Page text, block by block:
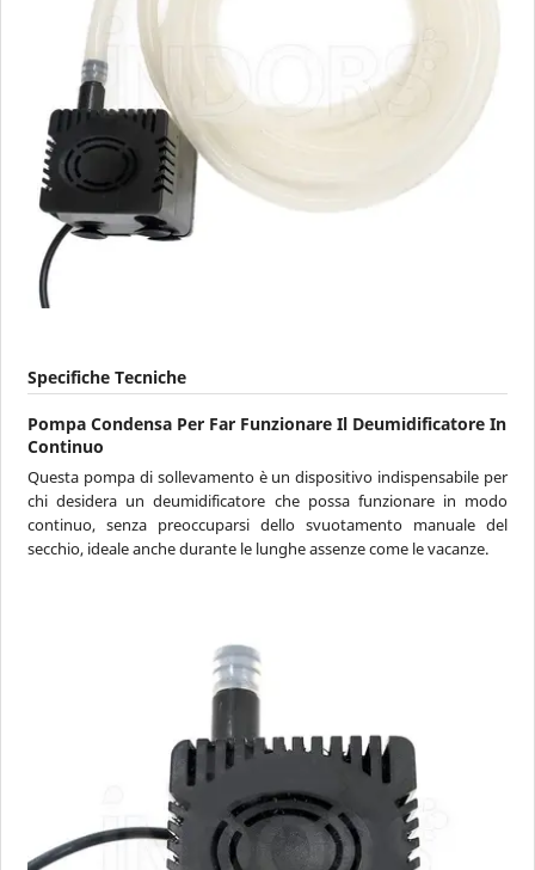
Specifiche Tecniche
Pompa Condensa Per Far Funzionare Il Deumidificatore In
Continuo
Questa pompa di sollevamento è un dispositivo indispensabile per
chi desidera un deumidificatore che possa funzionare in modo
continuo, senza preoccuparsi dello svuotamento manuale del
secchio, ideale anche durante le lunghe assenze come le vacanze.